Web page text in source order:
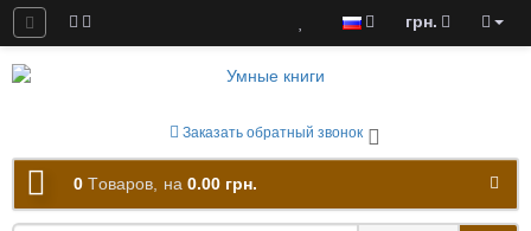
к скачиванию
грн.
Заказать обратный звонок
0 Tоваров, на 0.00 грн.